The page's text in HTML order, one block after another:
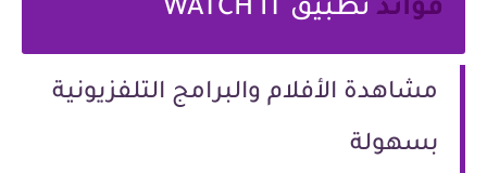
فوائد تطبيق WATCH IT
مشاهدة الأفلام والبرامج التلفزيونية
بسهولة